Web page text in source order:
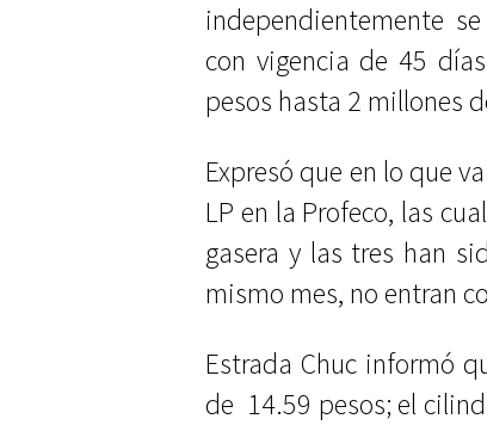
independientemente
con vigencia de 45
pesos hasta 2 millones
Expresó que en lo que
LP en la Profeco, las
gasera y las tres han
mismo mes, no entran
Estrada Chuc informó
de 14.59 pesos; el